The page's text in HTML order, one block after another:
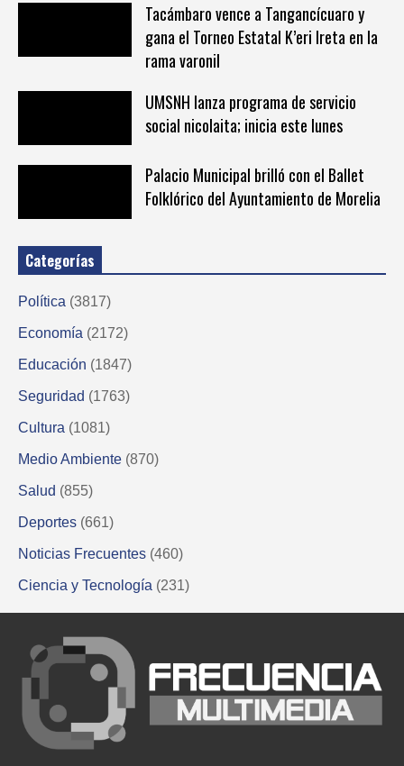
Tacámbaro vence a Tangancícuaro y
gana el Torneo Estatal K’eri Ireta en la
rama varonil
UMSNH lanza programa de servicio
social nicolaita; inicia este lunes
Palacio Municipal brilló con el Ballet
Folklórico del Ayuntamiento de Morelia
Categorías
Política (3817)
Economía (2172)
Educación (1847)
Seguridad (1763)
Cultura (1081)
Medio Ambiente (870)
Salud (855)
Deportes (661)
Noticias Frecuentes (460)
Ciencia y Tecnología (231)